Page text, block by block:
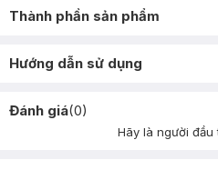
Thành phần sản phẩm
Hướng dẫn sử dụng
Đánh giá(0)
Hãy là người đầu